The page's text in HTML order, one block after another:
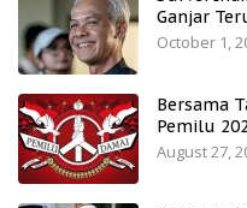
Ganjar
October 1,
Bersama
Pemilu
August 27,